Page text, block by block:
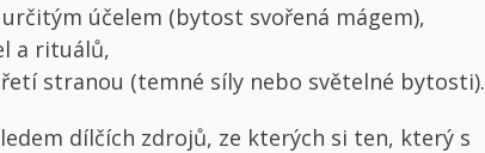
účelem (bytost svořená mágem),
a rituálů,
stranou (temné síly nebo světelné bytosti).
dílčích zdrojů, ze kterých si ten, který s